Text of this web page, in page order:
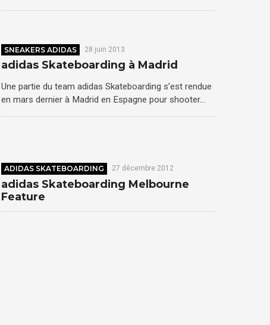
SNEAKERS ADIDAS 28 juin 2013
adidas Skateboarding à Madrid
Une partie du team adidas Skateboarding s’est rendue
en mars dernier à Madrid en Espagne pour shooter…
ADIDAS SKATEBOARDING 27 décembre 2012
adidas Skateboarding Melbourne
Feature